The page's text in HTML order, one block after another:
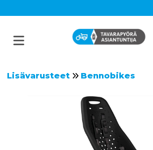
Lisävarusteet Bennobikes